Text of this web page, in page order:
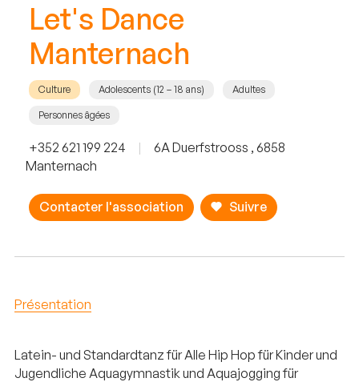
Let's Dance
Manternach
Culture Adolescents (12 – 18 ans) Adultes
Personnes âgées
+352 621 199 224 |
6A Duerfstrooss , 6858
Manternach
Contacter l'association Suivre
Présentation
Latein- und Standardtanz für Alle Hip Hop für Kinder und
Jugendliche Aquagymnastik und Aquajogging für